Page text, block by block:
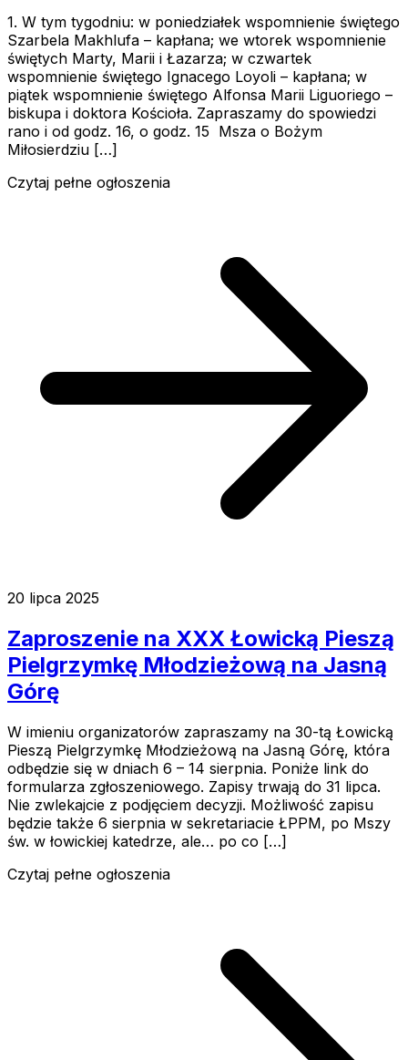
1. W tym tygodniu: w poniedziałek wspomnienie świętego
Szarbela Makhlufa – kapłana; we wtorek wspomnienie
świętych Marty, Marii i Łazarza; w czwartek
wspomnienie świętego Ignacego Loyoli – kapłana; w
piątek wspomnienie świętego Alfonsa Marii Liguoriego –
biskupa i doktora Kościoła. Zapraszamy do spowiedzi
rano i od godz. 16, o godz. 15 Msza o Bożym
Miłosierdziu […]
Czytaj pełne ogłoszenia
20 lipca 2025
Zaproszenie na XXX Łowicką Pieszą
Pielgrzymkę Młodzieżową na Jasną
Górę
W imieniu organizatorów zapraszamy na 30-tą Łowicką
Pieszą Pielgrzymkę Młodzieżową na Jasną Górę, która
odbędzie się w dniach 6 – 14 sierpnia. Poniże link do
formularza zgłoszeniowego. Zapisy trwają do 31 lipca.
Nie zwlekajcie z podjęciem decyzji. Możliwość zapisu
będzie także 6 sierpnia w sekretariacie ŁPPM, po Mszy
św. w łowickiej katedrze, ale… po co […]
Czytaj pełne ogłoszenia